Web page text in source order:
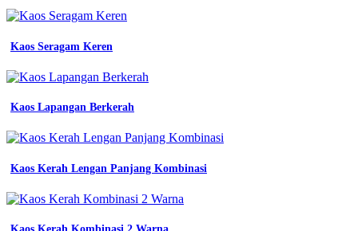
Kaos Seragam Keren
Kaos Lapangan Berkerah
Kaos Kerah Lengan Panjang Kombinasi